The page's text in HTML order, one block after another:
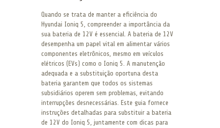
Quando se trata de manter a eficiência do
Hyundai Ioniq 5, compreender a importância da
sua bateria de 12V é essencial. A bateria de 12V
desempenha um papel vital em alimentar vários
componentes eletrônicos, mesmo em veículos
elétricos (EVs) como o Ioniq 5. A manutenção
adequada e a substituição oportuna desta
bateria garantem que todos os sistemas
subsidiários operem sem problemas, evitando
interrupções desnecessárias. Este guia fornece
instruções detalhadas para substituir a bateria
de 12V do Ioniq 5, juntamente com dicas para